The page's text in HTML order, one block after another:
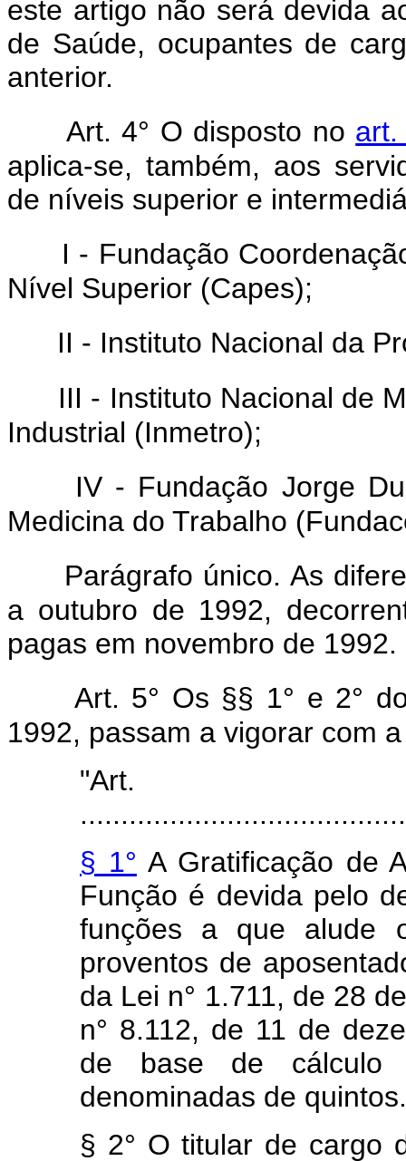
este artigo não será devida
de Saúde, ocupantes de
anterior.
Art. 4° O disposto no art.
aplica-se, também, aos
de níveis superior e
I - Fundação
Nível Superior (Capes);
II - Instituto Nacional da
III - Instituto Nacional de
Industrial (Inmetro);
IV - Fundação Jorge
Medicina do Trabalho
Parágrafo único. As
a outubro de 1992,
pagas em novembro de 1992.
Art. 5° Os §§ 1° e 2°
1992, passam a vigorar com
§ 1° A Gratificação de
Função é devida pelo
funções a que alude
proventos de
da Lei n° 1.711, de 28
n° 8.112, de 11 de
de base de cálculo
denominadas de quintos.
§ 2° O titular de cargo